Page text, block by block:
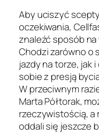
Aby uciszyć
oczekiwania,
znaleźć sposób
Chodzi zarówno o
jazdy na torze, jak
sobie z presją
W przeciwnym
Marta Półtorak,
rzeczywistością, a
oddali się jeszcze